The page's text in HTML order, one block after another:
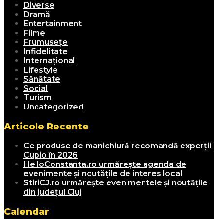
Diverse
Dramă
Entertainment
Filme
Frumusețe
Infidelitate
Internațional
Lifestyle
Sănătate
Social
Turism
Uncategorized
Articole Recente
Ce produse de manichiură recomandă experții
Cupio în 2026
HelloConstanta.ro urmărește agenda de
evenimente și noutățile de interes local
StiriCJ.ro urmărește evenimentele și noutățile
din județul Cluj
Calendar